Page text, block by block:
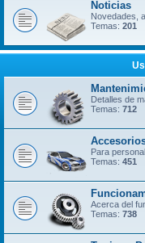
Noticias
Novedades,
Temas: 201
Detalles de
Temas: 712
Para
Temas: 451
Acerca del
Temas: 738